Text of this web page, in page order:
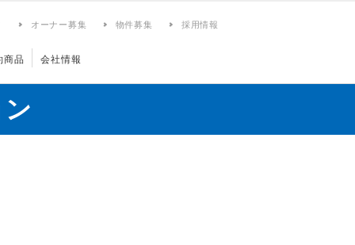
オーナー募集 物件募集 採用情報
商品 会社情報